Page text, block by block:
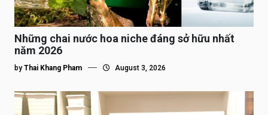
Những chai nước hoa niche đáng sở hữu nhất
năm 2026
by Thai Khang Pham August 3, 2026